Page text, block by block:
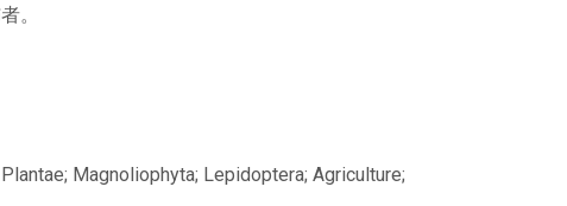
。
Magnoliophyta; Lepidoptera; Agriculture;